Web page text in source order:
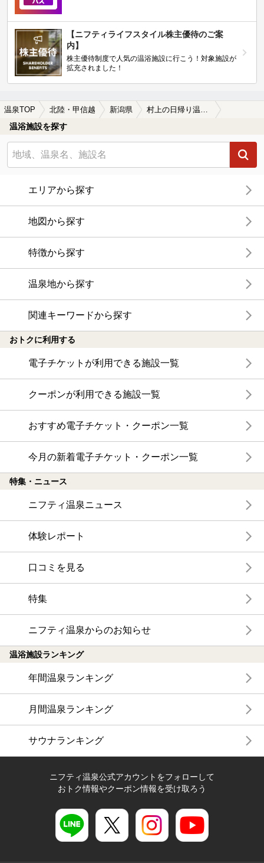
【ニフティライフスタイル株主優待のご案
内】
株主優待制度で人気の温浴施設に行こう！対象施設が
拡充されました！
温泉TOP 北陸・甲信越 新潟県 村上の日帰り温泉、スーパー銭湯おすすめ
温浴施設を探す
エリアから探す
地図から探す
特徴から探す
温泉地から探す
関連キーワードから探す
おトクに利用する
電子チケットが利用できる施設一覧
クーポンが利用できる施設一覧
おすすめ電子チケット・クーポン一覧
今月の新着電子チケット・クーポン一覧
特集・ニュース
ニフティ温泉ニュース
体験レポート
口コミを見る
特集
ニフティ温泉からのお知らせ
温浴施設ランキング
年間温泉ランキング
月間温泉ランキング
サウナランキング
ニフティ温泉公式アカウントをフォローして
おトク情報やクーポン情報を受け取ろう